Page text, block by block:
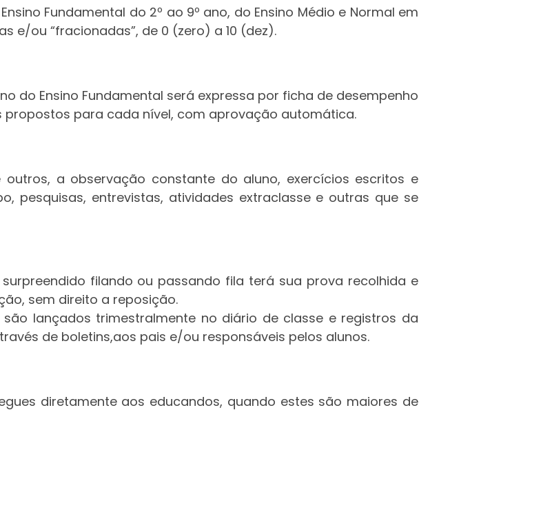
Fundamental do 2º ao 9º ano, do Ensino Médio e Normal em
e/ou “fracionadas”, de 0 (zero) a 10 (dez).
do Ensino Fundamental será expressa por ficha de desempenho
para cada nível, com aprovação automática.
a observação constante do aluno, exercícios escritos e
pesquisas, entrevistas, atividades extraclasse e outras que se
filando ou passando fila terá sua prova recolhida e
sem direito a reposição.
lançados trimestralmente no diário de classe e registros da
de boletins,aos pais e/ou responsáveis pelos alunos.
diretamente aos educandos, quando estes são maiores de